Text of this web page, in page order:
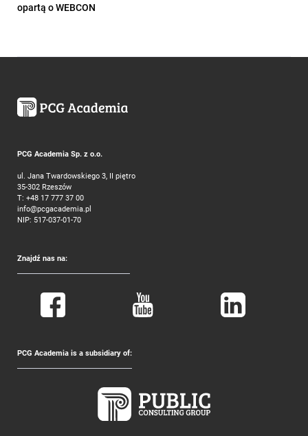
opartą o WEBCON
PCG Academia Sp. z o.o.
ul. Jana Twardowskiego 3, II piętro
35-302 Rzeszów
T: +48 17 777 37 00
info@pcgacademia.pl
NIP: 517-037-01-70
Znajdź nas na:
PCG Academia is a subsidiary of: